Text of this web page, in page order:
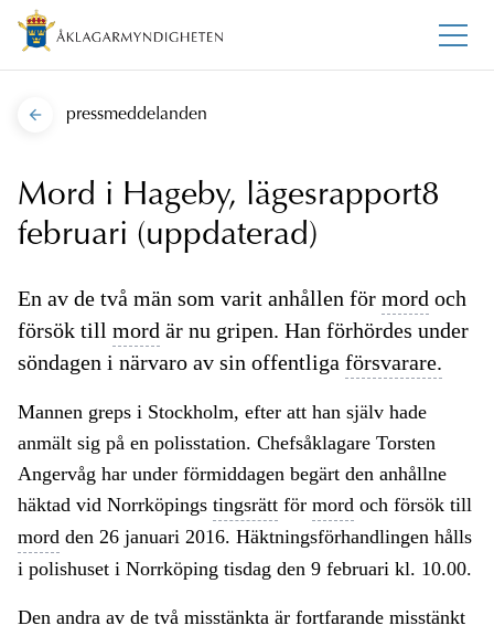
pressmeddelanden
Mord i Hageby, lägesrapport8
februari (uppdaterad)
En av de två män som varit anhållen för mord och
försök till mord är nu gripen. Han förhördes under
söndagen i närvaro av sin offentliga försvarare.
Mannen greps i Stockholm, efter att han själv hade
anmält sig på en polisstation. Chefsåklagare Torsten
Angervåg har under förmiddagen begärt den anhållne
häktad vid Norrköpings tingsrätt för mord och försök till
mord den 26 januari 2016. Häktningsförhandlingen hålls
i polishuset i Norrköping tisdag den 9 februari kl. 10.00.
Den andra av de två misstänkta är fortfarande misstänkt